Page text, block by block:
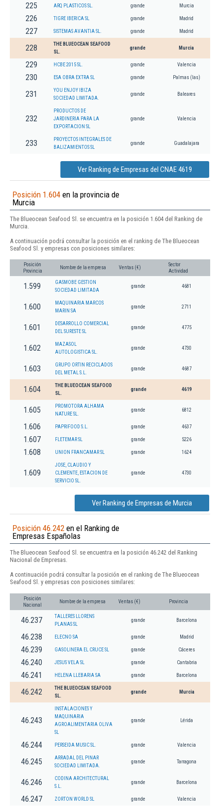
225 ARQ PLASTICOS SL. grande Murcia
226 TIGRE IBERICA SL grande Madrid
227 SISTEMAS AVANTIA SL. grande Madrid
228
THE BLUEOCEAN SEAFOOD
SL.
grande Murcia
229 HCBE 2015 SL. grande Valencia
230 ESA OBRA EXTRA SL grande Palmas (las)
231
YOU ENJOY IBIZA
SOCIEDAD LIMITADA.
grande Baleares
232
PRODUCTOS DE
JARDINERIA PARA LA
EXPORTACION SL
grande Valencia
233
PROYECTOS INTEGRALES DE
BALIZAMIENTOS SL
grande Guadalajara
Ver Ranking de Empresas del CNAE 4619
Posición 1.604 en la provincia de
Murcia
The Blueocean Seafood Sl. se encuentra en la posición 1.604 del Ranking de
Murcia.
A continuación podrá consultar la posición en el ranking de The Blueocean
Seafood Sl. y empresas con posiciones similares:
Posición
Provincia
Nombre de la empresa Ventas (€)
Sector
Actividad
1.599
GASMOBE GESTION
SOCIEDAD LIMITADA
grande 4681
1.600
MAQUINARIA MARCOS
MARIN SA
grande 2711
1.601
DESARROLLO COMERCIAL
DEL SURESTE SL
grande 4775
1.602
MAZASOL
AUTOLOGISTICA SL.
grande 4730
1.603
GRUPO ORTIN RECICLADOS
DEL METAL S.L.
grande 4687
1.604
THE BLUEOCEAN SEAFOOD
SL.
grande 4619
1.605
PROMOTORA ALHAMA
NATURE SL.
grande 6812
1.606 PAPRIFOOD S.L. grande 4637
1.607 FLETEMAR SL grande 5226
1.608 UNION FRANCAMAR SL grande 1624
1.609
JOSE, CLAUDIO Y
CLEMENTE, ESTACION DE
SERVICIO SL.
grande 4730
Ver Ranking de Empresas de Murcia
Posición 46.242 en el Ranking de
Empresas Españolas
The Blueocean Seafood Sl. se encuentra en la posición 46.242 del Ranking
Nacional de Empresas.
A continuación podrá consultar la posición en el ranking de The Blueocean
Seafood Sl. y empresas con posiciones similares:
Posición
Nacional
Nombre de la empresa Ventas (€) Provincia
46.237
TALLERES LLORENS
PLANAS SL
grande Barcelona
46.238 ELECNO SA grande Madrid
46.239 GASOLINERA EL CRUCE SL grande Cáceres
46.240 JESUS VELA SL grande Cantabria
46.241 HELENA LLEBARIA SA grande Barcelona
46.242
THE BLUEOCEAN SEAFOOD
SL.
grande Murcia
46.243
INSTALACIONES Y
MAQUINARIA
AGROALIMENTARIA OLIVA
SL
grande Lérida
46.244 PERSEIDA MUSIC SL. grande Valencia
46.245
ARRADAL DEL PINAR
SOCIEDAD LIMITADA.
grande Tarragona
46.246
CODINA ARCHITECTURAL
S.L.
grande Barcelona
46.247 ZORTON WORLD SL grande Valencia